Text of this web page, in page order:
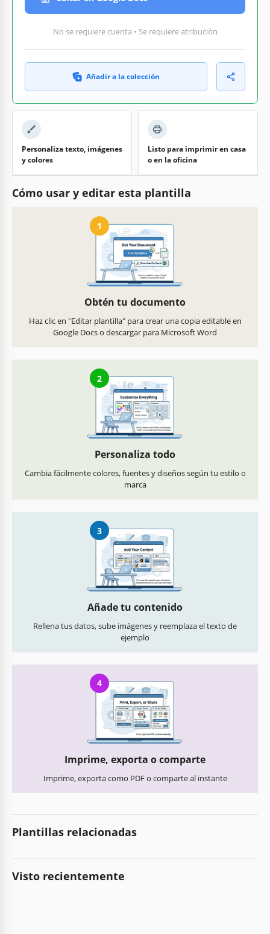
No se requiere cuenta • Se requiere atribución
Añadir a la colección
Personaliza texto, imágenes
y colores
Listo para imprimir en casa
o en la oficina
Cómo usar y editar esta plantilla
1
Obtén tu documento
Haz clic en "Editar plantilla" para crear una copia editable en
Google Docs o descargar para Microsoft Word
2
Personaliza todo
Cambia fácilmente colores, fuentes y diseños según tu estilo o
marca
3
Añade tu contenido
Rellena tus datos, sube imágenes y reemplaza el texto de
ejemplo
4
Imprime, exporta o comparte
Imprime, exporta como PDF o comparte al instante
Plantillas relacionadas
Visto recientemente